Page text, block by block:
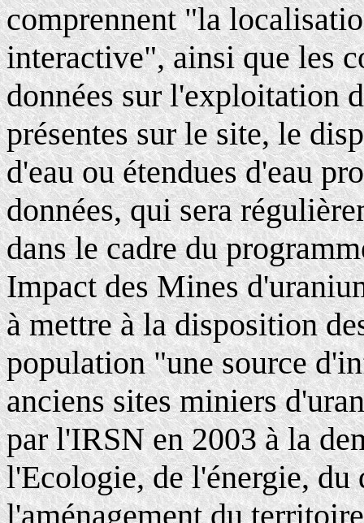
comprennent "la
interactive", ainsi que les
données sur l'exploitation
présentes sur le site, le
d'eau ou étendues d'eau
données, qui sera
dans le cadre du
Impact des Mines
à mettre à la disposition
population "une source
anciens sites miniers
par l'IRSN en 2003 à la
l'Ecologie, de l'énergie, du
l'aménagement du